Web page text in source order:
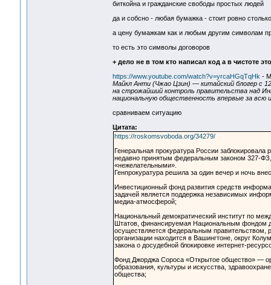
биткойна и гражданские свободы простых людей
да и собсно - любая бумажка - стоит ровно
а цену бумажкам как и любым другим символам
то есть это символы договоров
+ дело не в том кто написал код а в чистоте
https://www.youtube.com/watch?v=yrcaHGqTqHk -
Майкл Анти (Чжао Цзин) — китайский блогер с
на строжайший контроль правительства над
национальную общественность впервые за всю
сравниваем ситуацию
Цитата:
https://roskomsvoboda.org/34279/
Генеральная прокуратура России
недавно принятым федеральным законом 327-ФЗ,
«нежелательными».
Генпрокуратура решила за один вечер и ночь
Инвестиционный фонд развития средств
задачей является поддержка независимых
медиа-атмосферой;
Национальный демократический институт по
Штатов, финансируемая Национальным фондом
осуществляется федеральным правительством,
организации находится в Вашингтоне, округ
закона о досудебной блокировке интернет-
Фонд Джорджа Сороса «Открытое общество» —
образования, культуры и искусства,
общества;